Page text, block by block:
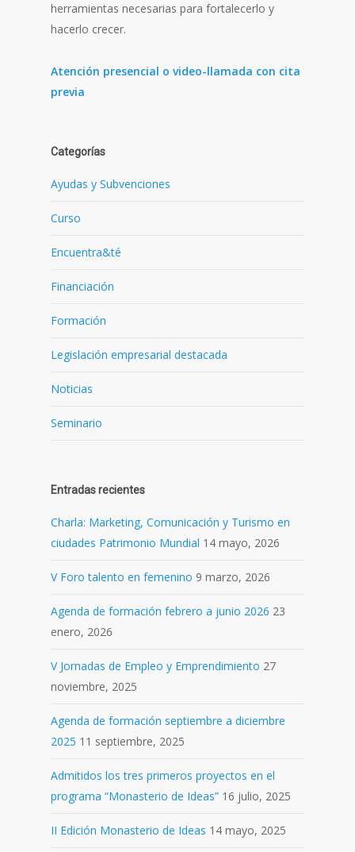
herramientas necesarias para fortalecerlo y
hacerlo crecer.
Atención presencial o video-llamada con cita
previa
Categorías
Ayudas y Subvenciones
Curso
Encuentra&té
Financiación
Formación
Legislación empresarial destacada
Noticias
Seminario
Entradas recientes
Charla: Marketing, Comunicación y Turismo en
ciudades Patrimonio Mundial 14 mayo, 2026
V Foro talento en femenino 9 marzo, 2026
Agenda de formación febrero a junio 2026 23
enero, 2026
V Jornadas de Empleo y Emprendimiento 27
noviembre, 2025
Agenda de formación septiembre a diciembre
2025 11 septiembre, 2025
Admitidos los tres primeros proyectos en el
programa “Monasterio de Ideas” 16 julio, 2025
II Edición Monasterio de Ideas 14 mayo, 2025